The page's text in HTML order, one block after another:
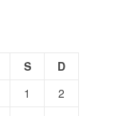
S
D
1
2